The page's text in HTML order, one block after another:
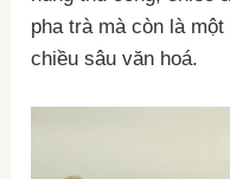
pha trà mà còn là
chiều sâu văn hoá.